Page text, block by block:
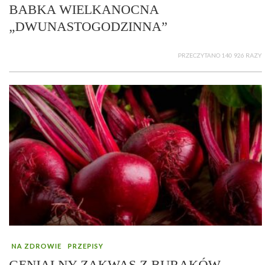
BABKA WIELKANOCNA
„DWUNASTOGODZINNA”
PRZECZYTANO 140 926 RAZY
NA ZDROWIE PRZEPISY